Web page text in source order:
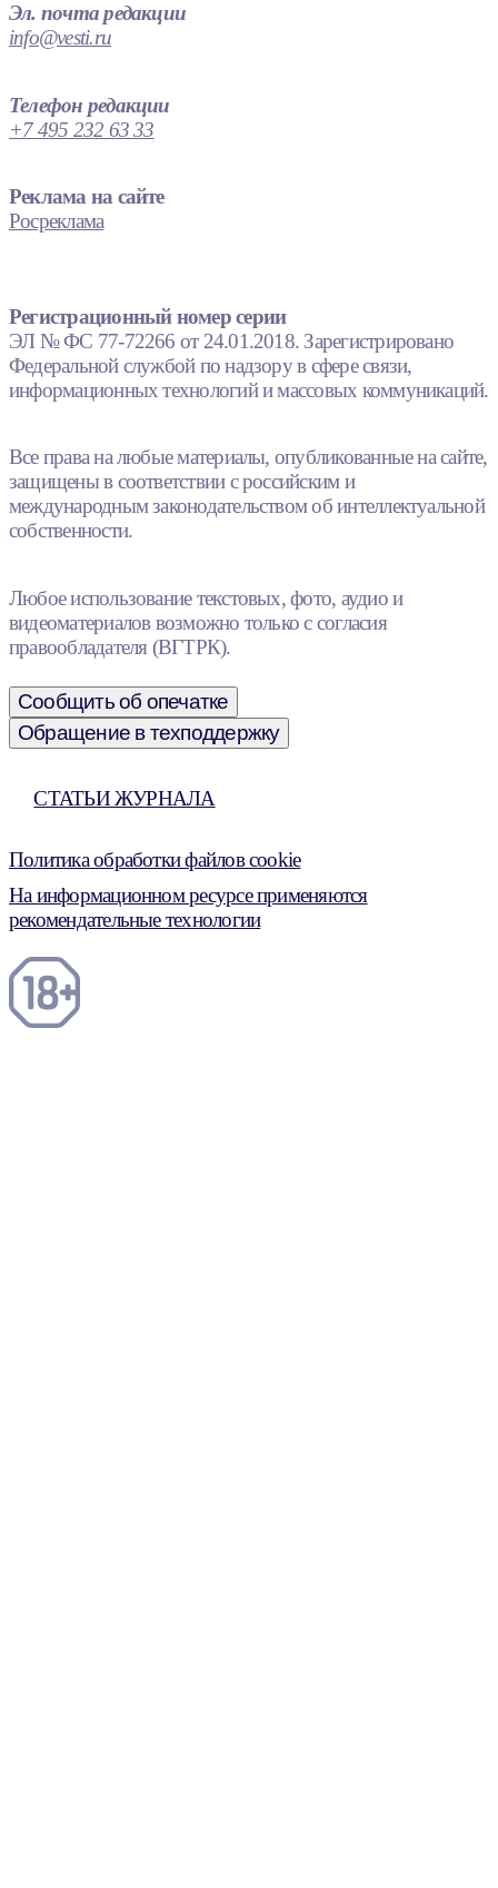
Эл. почта редакции
info@vesti.ru
Телефон редакции
+7 495 232 63 33
Реклама на сайте
Росреклама
Регистрационный номер серии
ЭЛ № ФС 77-72266 от 24.01.2018. Зарегистрировано
Федеральной службой по надзору в сфере связи,
информационных технологий и массовых коммуникаций.
Все права на любые материалы, опубликованные на сайте,
защищены в соответствии с российским и
международным законодательством об интеллектуальной
собственности.
Любое использование текстовых, фото, аудио и
видеоматериалов возможно только с согласия
правообладателя (ВГТРК).
Сообщить об опечатке
Обращение в техподдержку
СТАТЬИ ЖУРНАЛА
Политика обработки файлов cookie
На информационном ресурсе применяются
рекомендательные технологии